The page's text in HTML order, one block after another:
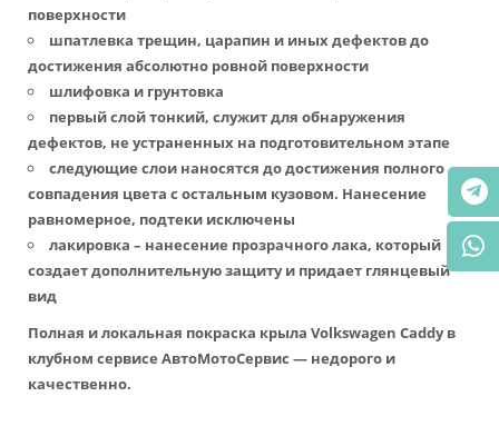
поверхности
шпатлевка трещин, царапин и иных дефектов до
достижения абсолютно ровной поверхности
шлифовка и грунтовка
первый слой тонкий, служит для обнаружения
дефектов, не устраненных на подготовительном этапе
следующие слои наносятся до достижения полного
совпадения цвета с остальным кузовом. Нанесение
равномерное, подтеки исключены
лакировка – нанесение прозрачного лака, который
создает дополнительную защиту и придает глянцевый
вид
Полная и локальная покраска крыла Volkswagen Caddy в
клубном сервисе АвтоМотоСервис — недорого и
качественно.